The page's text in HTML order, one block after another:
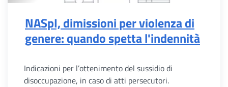
NASpI, dimissioni per violenza di
genere: quando spetta l'indennità
Indicazioni per l’ottenimento del sussidio di
disoccupazione, in caso di atti persecutori.